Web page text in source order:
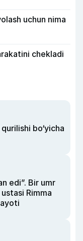
uchun nima
chekladi
bo‘yicha
edi”. Bir umr
Rimma